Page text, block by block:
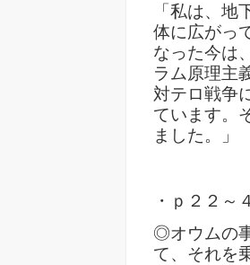
「私は、
体に広がっ
なった今は
ラム原理主
対テロ戦争
ています。
ました。」
・ｐ２２～
◎オウムの
て、それを